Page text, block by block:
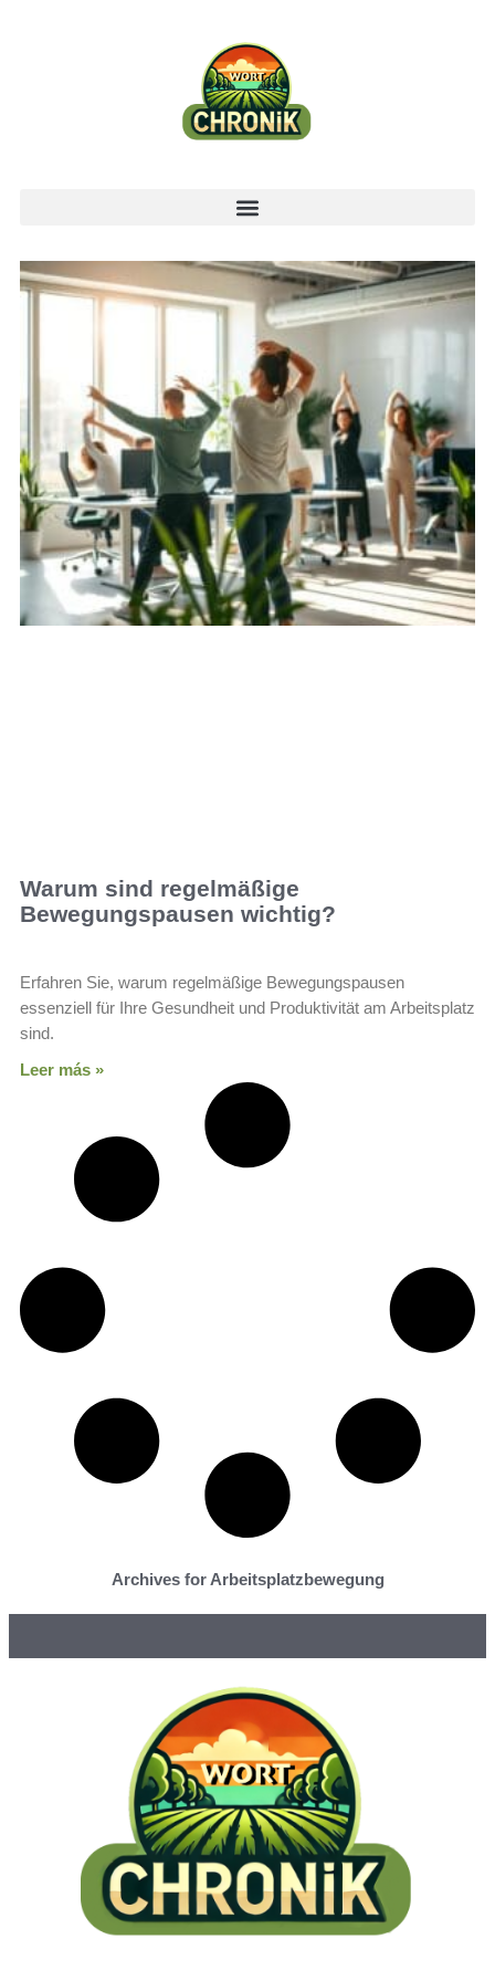
Warum sind regelmäßige
Bewegungspausen wichtig?
Erfahren Sie, warum regelmäßige Bewegungspausen
essenziell für Ihre Gesundheit und Produktivität am Arbeitsplatz
sind.
Leer más »
Archives for Arbeitsplatzbewegung